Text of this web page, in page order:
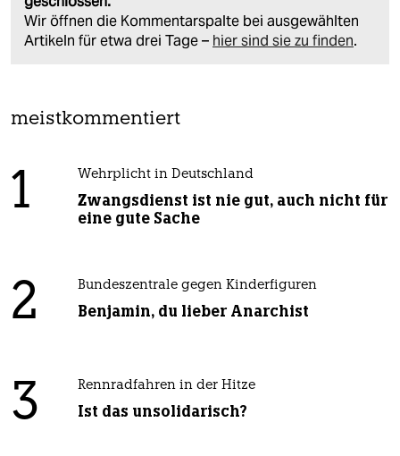
Wir öffnen die Kommentarspalte bei ausgewählten
Artikeln für etwa drei Tage – hier sind sie zu finden.
meistkommentiert
1 Wehrplicht in Deutschland
Zwangsdienst ist nie gut, auch nicht für
eine gute Sache
2 Bundeszentrale gegen Kinderfiguren
Benjamin, du lieber Anarchist
3 Rennradfahren in der Hitze
Ist das unsolidarisch?